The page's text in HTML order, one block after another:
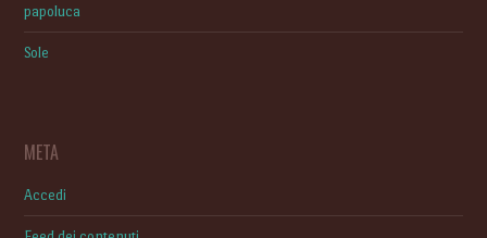
papoluca
Sole
META
Accedi